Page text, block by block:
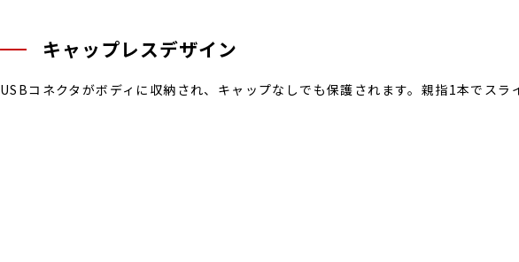
キャップレスデザイン
USBコネクタがボディに収納され、キャップなしでも保護されます。親指1本でスラ